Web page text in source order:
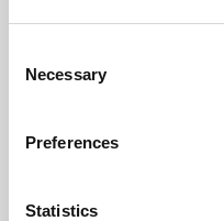
Selection
Necessary
Preferences
Statistics